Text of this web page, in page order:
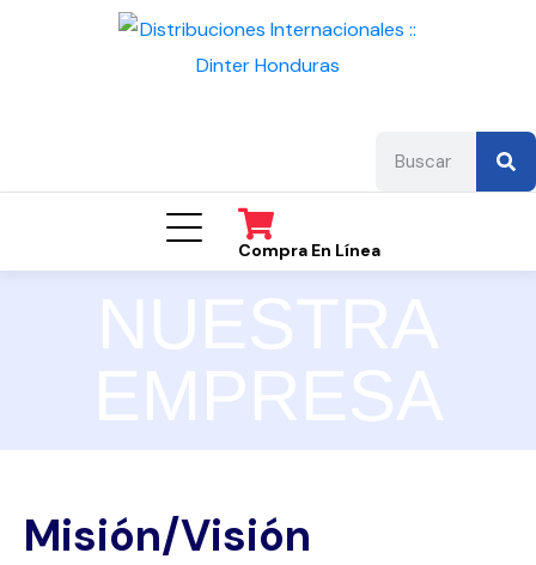
Compra En Línea
NUESTRA
EMPRESA
Misión/Visión